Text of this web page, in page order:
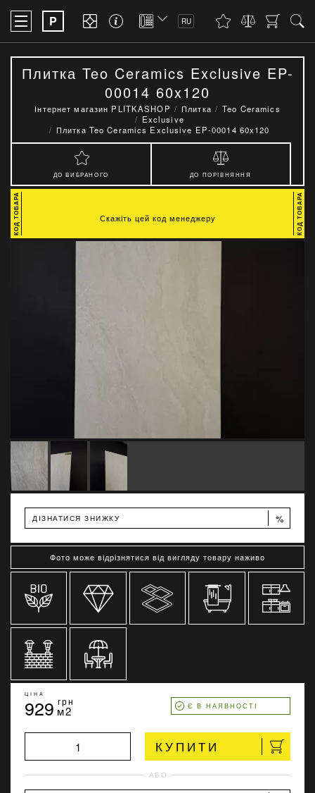
P RU
Плитка Teo Ceramics Exclusive EP-
00014 60x120
Інтернет магазин PLITKASHOP Плитка
Teo Ceramics
Exclusive
Плитка Teo Ceramics Exclusive EP-00014 60x120
ДО ВИБРАНОГО ДО ПОРІВНЯННЯ
ДІЗНАТИСЯ ЗНИЖКУ %
Фото може відрізнятися від вигляду товару наживо
ЦІНА
929 грн
м2 Є В НАЯВНОСТІ
КУПИТИ
АБО
Скажіть цей код менеджеру